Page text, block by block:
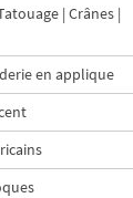
| Crânes |
en applique